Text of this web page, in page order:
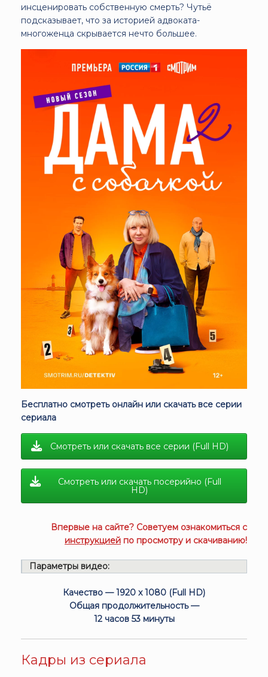
инсценировать собственную смерть? Чутьё
подсказывает, что за историей адвоката-
многоженца скрывается нечто большее.
Бесплатно смотреть онлайн или скачать все серии
сериала
Смотреть или скачать все серии (Full HD)
Смотреть или скачать посерийно (Full
HD)
Впервые на сайте? Советуем ознакомиться с
инструкцией по просмотру и скачиванию!
Параметры видео:
Качество — 1920 x 1080 (Full HD)
Общая продолжительность —
12 часов 53 минуты
Кадры из сериала